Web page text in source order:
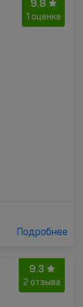
9.8
1 оценка
Подробнее
9.3
2 отзыва